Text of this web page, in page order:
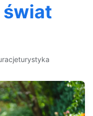
świat
turystyka